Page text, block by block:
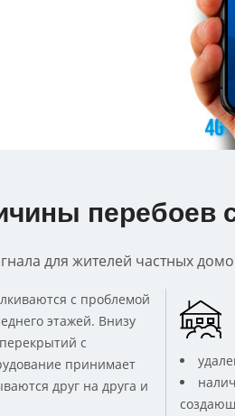
перебоев
для жителей частных
с проблемой
этажей. Внизу
с
принимает
друг на друга и